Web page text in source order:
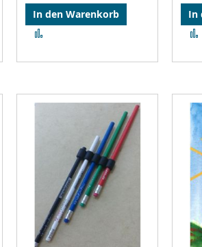
In den Warenkorb
In